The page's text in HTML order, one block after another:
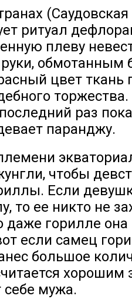
ритуал
плеву
обмотанным
цвет ткань
раз
паранджу.
чтобы
Если
то ее никто не
даже горилле она
если самец
большое
хорошим
себе мужа.